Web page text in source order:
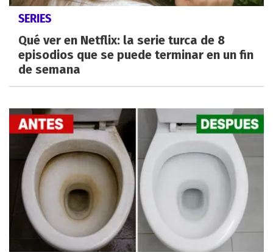
SERIES
Qué ver en Netflix: la serie turca de 8
episodios que se puede terminar en un fin
de semana